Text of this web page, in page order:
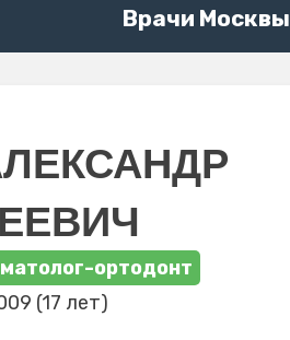
Врачи Москвы
ортодонт
(17 лет)